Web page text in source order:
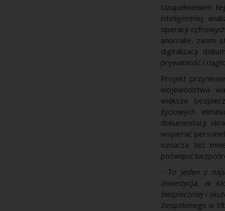
Uzupełnieniem
inteligentnej
operacji
anomalie, zanim
digitalizacji
prywatność i
Projekt
województwa
większe
życiowych
dokumentacji
wspierać
oznacza też
poświęcić
- To jeden z
inwestycja, w
bezpieczniej i
Zespolonego w